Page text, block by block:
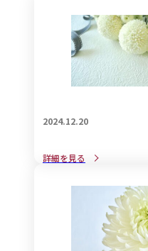
2024.12.20
自筆証書遺言の作成方法と
詳細を見る